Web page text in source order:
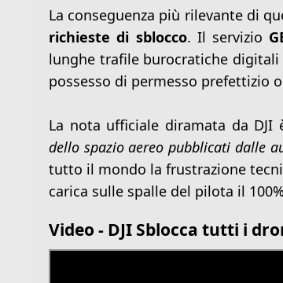
La conseguenza più rilevante di
richieste di sblocco. Il servizio
lunghe trafile burocratiche digitali
possesso di permesso prefettizio o
La nota ufficiale diramata da
dello spazio aereo pubblicati dalle
tutto il mondo la frustrazione
carica sulle spalle del pilota il
Video - DJI Sblocca tutti i